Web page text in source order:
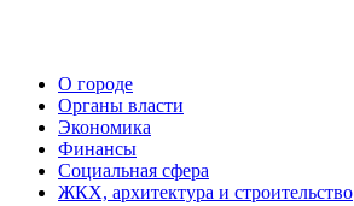
О городе
Органы власти
Экономика
Финансы
Социальная сфера
ЖКХ, архитектура и строительство